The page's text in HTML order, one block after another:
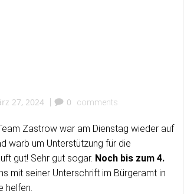
27, 2024 | 0 comments
Zastrow war am Dienstag wieder auf
warb um Unterstützung für die
gut! Sehr gut sogar. Noch bis zum 4.
mit seiner Unterschrift im Bürgeramt in
helfen.